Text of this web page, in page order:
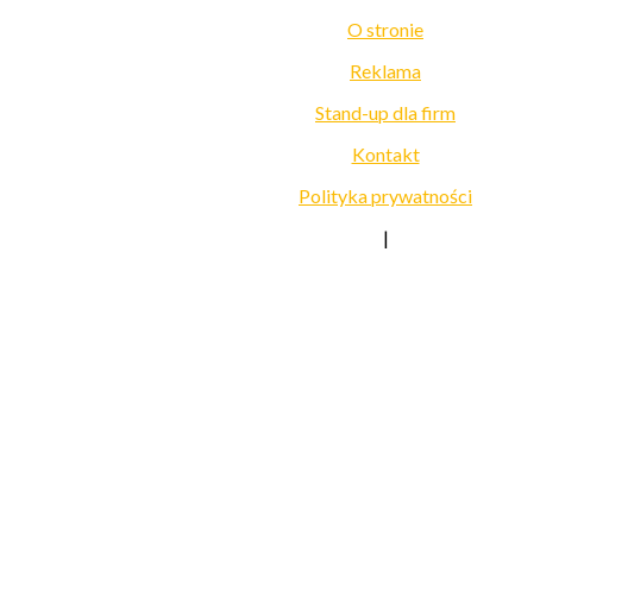
O stronie
Reklama
Stand-up dla firm
Kontakt
Polityka prywatności
|